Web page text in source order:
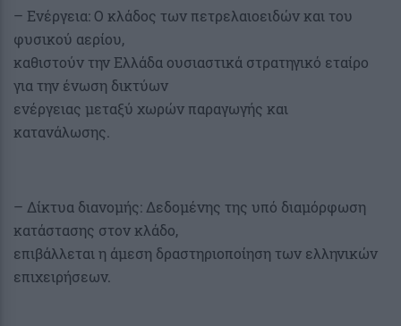
– Ενέργεια: Ο κλάδος των πετρελαιοειδών και του
φυσικού αερίου,
καθιστούν την Ελλάδα ουσιαστικά στρατηγικό εταίρο
για την ένωση δικτύων
ενέργειας μεταξύ χωρών παραγωγής και
κατανάλωσης.
– Δίκτυα διανομής: Δεδομένης της υπό διαμόρφωση
κατάστασης στον κλάδο,
επιβάλλεται η άμεση δραστηριοποίηση των ελληνικών
επιχειρήσεων.